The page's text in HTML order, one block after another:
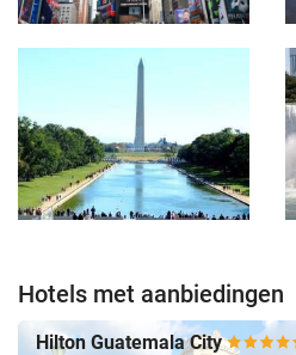
Hotels met aanbiedingen
Hilton Guatemala City